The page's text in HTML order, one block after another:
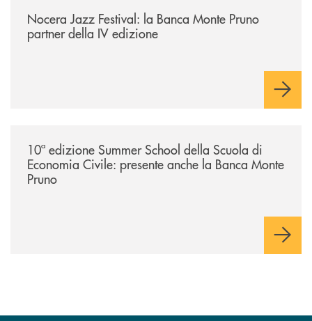
Nocera Jazz Festival: la Banca Monte Pruno
partner della IV edizione
10ª edizione Summer School della Scuola di
Economia Civile: presente anche la Banca Monte
Pruno